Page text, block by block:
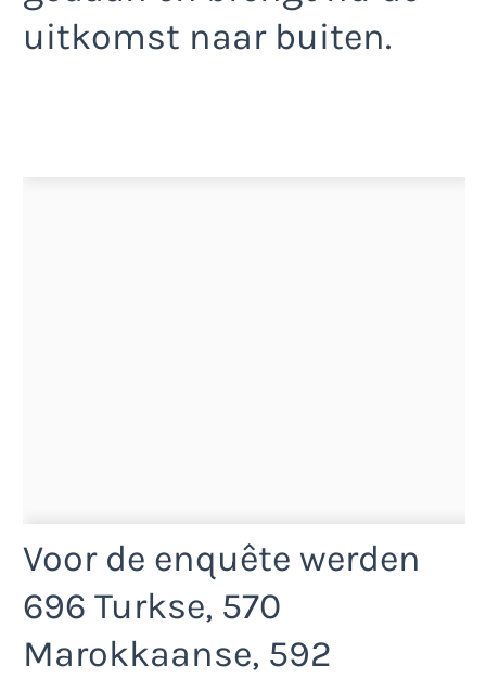
uitkomst naar buiten.
Voor de enquête werden
696 Turkse, 570
Marokkaanse, 592